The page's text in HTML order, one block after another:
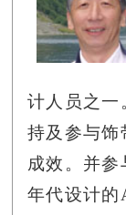
计人员之一
持及参与饰
成效。并
年代设计